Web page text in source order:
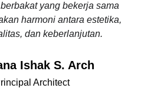
Ishak S. Arch
Architect
yang bekerja sama
harmoni antara estetika,
dan keberlanjutan.